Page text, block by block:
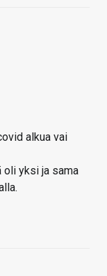
alkua vai
oli yksi ja sama